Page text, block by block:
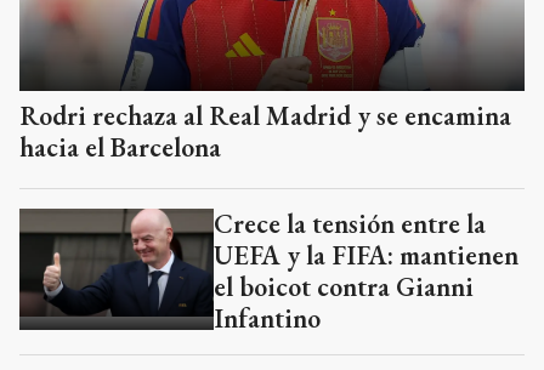
Rodri rechaza al Real Madrid y se encamina
hacia el Barcelona
Crece la tensión entre la
UEFA y la FIFA: mantienen
el boicot contra Gianni
Infantino